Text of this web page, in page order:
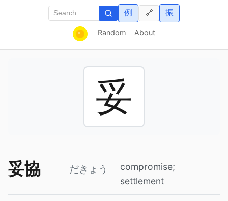
Random About
例 振
🔗
妥
妥協 だきょう
compromise;
settlement